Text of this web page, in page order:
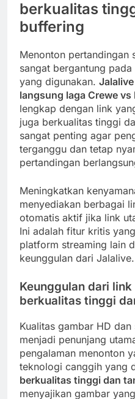
berkualitas
buffering
Menonton pertandingan
sangat bergantung
yang digunakan.
langsung laga Crewe vs
lengkap dengan link
juga berkualitas tinggi
sangat penting agar
terganggu dan tetap
pertandingan
Meningkatkan
menyediakan berbagai
otomatis aktif jika link
Ini adalah fitur kritis
platform streaming lain
keunggulan dari Jalalive.
Keunggulan dari
berkualitas tinggi
Kualitas gambar HD
menjadi penunjang
pengalaman menonton
teknologi canggih yang
berkualitas tinggi dan
menyajikan gambar